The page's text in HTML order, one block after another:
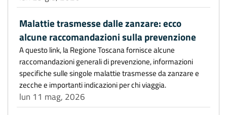
Malattie trasmesse dalle zanzare: ecco
alcune raccomandazioni sulla prevenzione
A questo link, la Regione Toscana fornisce alcune
raccomandazioni generali di prevenzione, informazioni
specifiche sulle singole malattie trasmesse da zanzare e
zecche e importanti indicazioni per chi viaggia.
lun 11 mag, 2026